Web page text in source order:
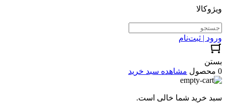
ویژوکالا
ورود | ثبت‌نام
بستن
0 محصول
مشاهده سبد خرید
سبد خرید شما خالی است.